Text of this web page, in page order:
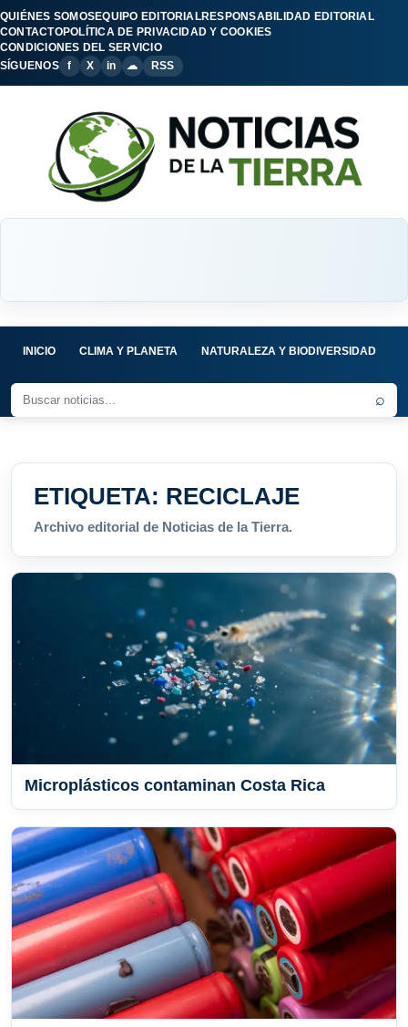
QUIÉNES SOMOSEQUIPO EDITORIALRESPONSABILIDAD EDITORIAL
CONTACTOPOLÍTICA DE PRIVACIDAD Y COOKIES
CONDICIONES DEL SERVICIO
SÍGUENOS
f X in ☁ RSS
INICIO CLIMA Y PLANETA NATURALEZA Y BIODIVERSIDAD
⌕
ETIQUETA: RECICLAJE
Archivo editorial de Noticias de la Tierra.
Microplásticos contaminan Costa Rica